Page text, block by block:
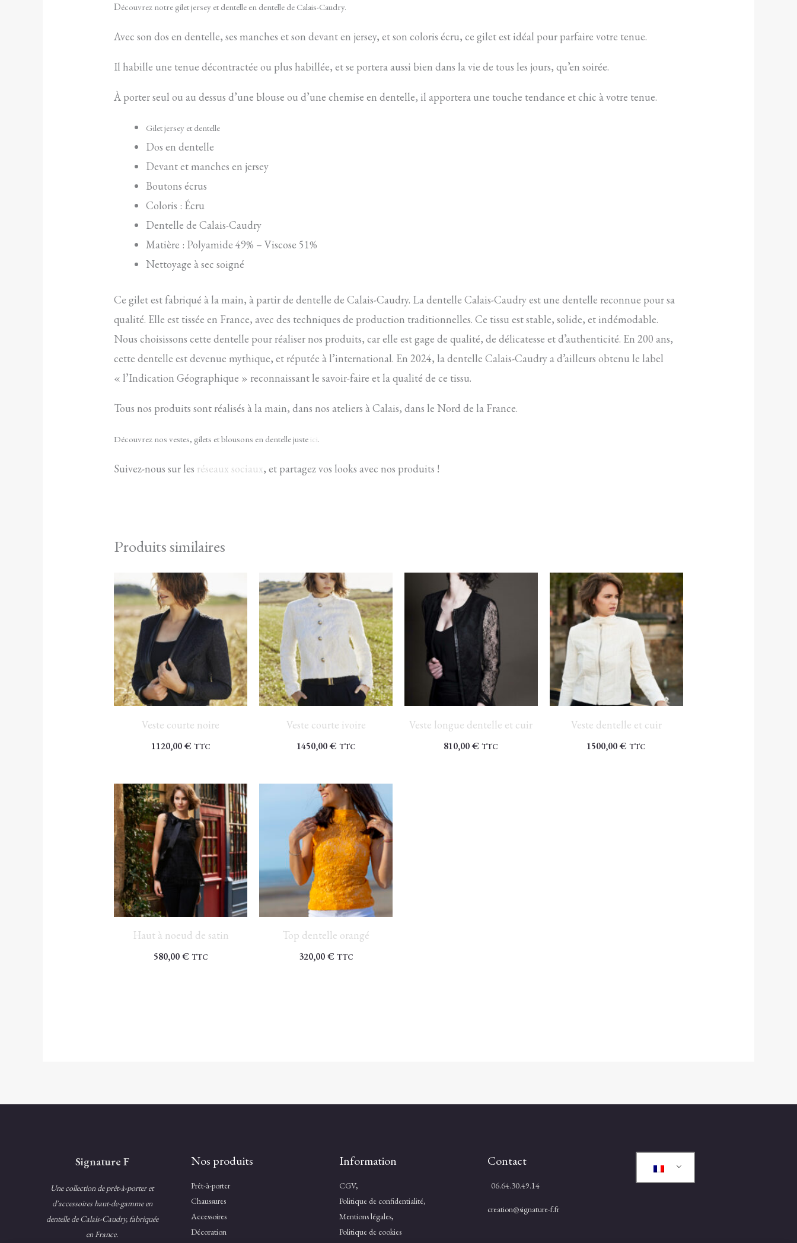
Découvrez notre gilet jersey et dentelle en dentelle de Calais-Caudry.
Avec son dos en dentelle, ses manches et son devant en jersey, et son coloris écru, ce gilet est idéal pour parfaire votre tenue.
Il habille une tenue décontractée ou plus habillée, et se portera aussi bien dans la vie de tous les jours, qu’en soirée.
À porter seul ou au dessus d’une blouse ou d’une chemise en dentelle, il apportera une touche tendance et chic à votre tenue.
Gilet jersey et dentelle
Dos en dentelle
Devant et manches en jersey
Boutons écrus
Coloris : Écru
Dentelle de Calais-Caudry
Matière : Polyamide 49% – Viscose 51%
Nettoyage à sec soigné
Ce gilet est fabriqué à la main, à partir de dentelle de Calais-Caudry. La dentelle Calais-Caudry est une dentelle reconnue pour sa
qualité. Elle est tissée en France, avec des techniques de production traditionnelles. Ce tissu est stable, solide, et indémodable.
Nous choisissons cette dentelle pour réaliser nos produits, car elle est gage de qualité, de délicatesse et d’authenticité. En 200 ans,
cette dentelle est devenue mythique, et réputée à l’international. En 2024, la dentelle Calais-Caudry a d’ailleurs obtenu le label
« l’Indication Géographique » reconnaissant le savoir-faire et la qualité de ce tissu.
Tous nos produits sont réalisés à la main, dans nos ateliers à Calais, dans le Nord de la France.
Découvrez nos vestes, gilets et blousons en dentelle juste ici.
Suivez-nous sur les réseaux sociaux, et partagez vos looks avec nos produits !
Produits similaires
Veste courte noire
1120,00€ TTC
Veste courte ivoire
1450,00€ TTC
Veste longue dentelle et cuir
810,00€ TTC
Veste dentelle et cuir
1500,00€ TTC
Haut à noeud de satin
580,00€ TTC
Top dentelle orangé
320,00€ TTC
Signature F
Une collection de prêt-à-porter et
d'accessoires haut-de-gamme en
dentelle de Calais-Caudry, fabriquée
en France.
Nos produits
Prêt-à-porter
Chaussures
Accessoires
Décoration
Information
CGV,
Politique de confidentialité,
Mentions légales,
Politique de cookies
Contact
06.64.30.49.14
creation@signature-f.fr